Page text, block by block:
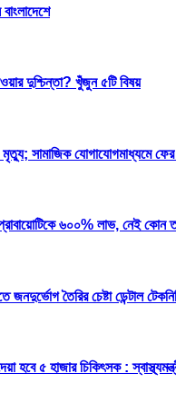
দুশ্চিন্তা? খুঁজুন ৫টি বিষয়
মৃত্যু; সামাজিক যোগাযোগমাধ্যমে
প্রোবায়োটিকে ৬০০% লাভ, নেই কোন
তৈরির চেষ্টা ডেন্টাল
হবে ৫ হাজার চিকিৎসক :